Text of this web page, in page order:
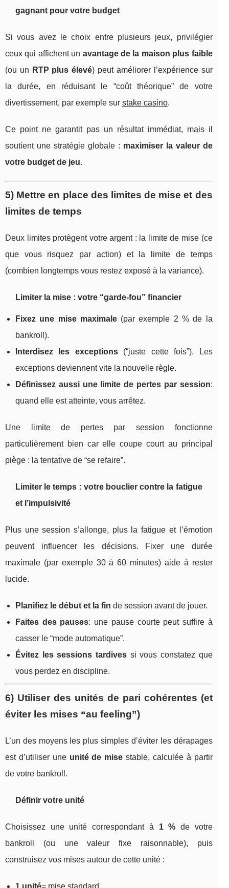
gagnant pour votre budget
Si vous avez le choix entre plusieurs jeux, privilégier
ceux qui affichent un avantage de la maison plus faible
(ou un RTP plus élevé) peut améliorer l’expérience sur
la durée, en réduisant le “coût théorique” de votre
divertissement, par exemple sur stake casino.
Ce point ne garantit pas un résultat immédiat, mais il
soutient une stratégie globale : maximiser la valeur de
votre budget de jeu.
5) Mettre en place des limites de mise et des
limites de temps
Deux limites protègent votre argent : la limite de mise (ce
que vous risquez par action) et la limite de temps
(combien longtemps vous restez exposé à la variance).
Limiter la mise : votre “garde-fou” financier
Fixez une mise maximale(par exemple 2 % de la
bankroll).
Interdisez les exceptions(“juste cette fois”). Les
exceptions deviennent vite la nouvelle règle.
Définissez aussi une limite de pertes par session:
quand elle est atteinte, vous arrêtez.
Une limite de pertes par session fonctionne
particulièrement bien car elle coupe court au principal
piège : la tentative de “se refaire”.
Limiter le temps : votre bouclier contre la fatigue
et l’impulsivité
Plus une session s’allonge, plus la fatigue et l’émotion
peuvent influencer les décisions. Fixer une durée
maximale (par exemple 30 à 60 minutes) aide à rester
lucide.
Planifiez le début et la fin de session avant de jouer.
Faites des pauses: une pause courte peut suffire à
casser le “mode automatique”.
Évitez les sessions tardivessi vous constatez que
vous perdez en discipline.
6) Utiliser des unités de pari cohérentes (et
éviter les mises “au feeling”)
L’un des moyens les plus simples d’éviter les dérapages
est d’utiliser une unité de mise stable, calculée à partir
de votre bankroll.
Définir votre unité
Choisissez une unité correspondant à 1 % de votre
bankroll (ou une valeur fixe raisonnable), puis
construisez vos mises autour de cette unité :